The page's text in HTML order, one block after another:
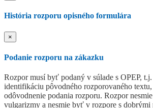
História rozporu opisného formulára
×
Podanie rozporu na zákazku
Rozpor musí byť podaný v súlade s OPEP,
identifikáciu pôvodného rozporovaného
odôvodnenie podania rozporu. Rozpor
vulgarizmy a nesmie byť v rozpore s dobrými